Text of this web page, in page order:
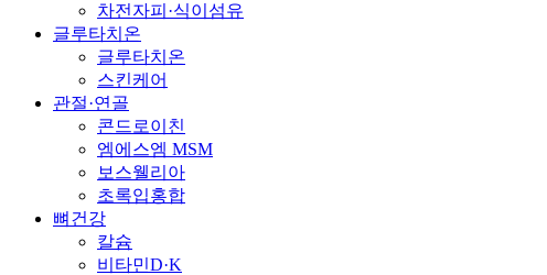
차전자피·식이섬유
글루타치온
글루타치온
스킨케어
관절·연골
콘드로이친
엠에스엠 MSM
보스웰리아
초록입홍합
뼈건강
칼슘
비타민D·K